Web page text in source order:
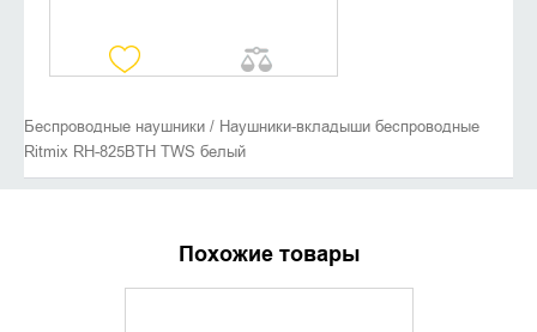
Беспроводные наушники / Наушники-вкладыши беспроводные
Ritmix RH-825BTH TWS белый
Похожие товары